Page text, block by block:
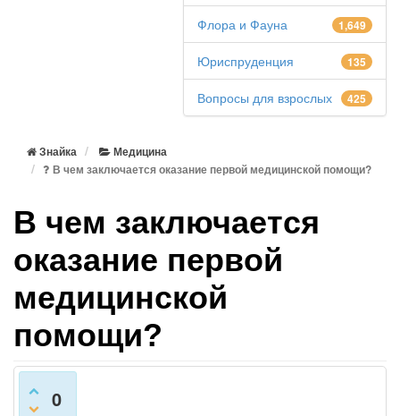
Флора и Фауна 1,649
Юриспруденция 135
Вопросы для взрослых 425
Знайка
Медицина
В чем заключается оказание первой медицинской помощи?
В чем заключается
оказание первой
медицинской
помощи?
0